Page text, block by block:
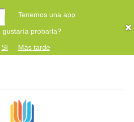
Tenemos una app
probarla?
Sí
Más tarde